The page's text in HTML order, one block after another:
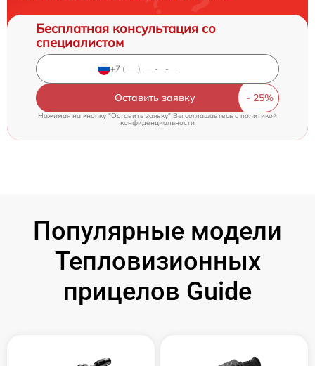
Бесплатная консультация со
специалистом
Оставить заявку
Нажимая на кнопку "Оставить заявку" Вы соглашаетесь cполитикой
конфиденциальности
Популярные модели
Тепловизионных
прицелов Guide